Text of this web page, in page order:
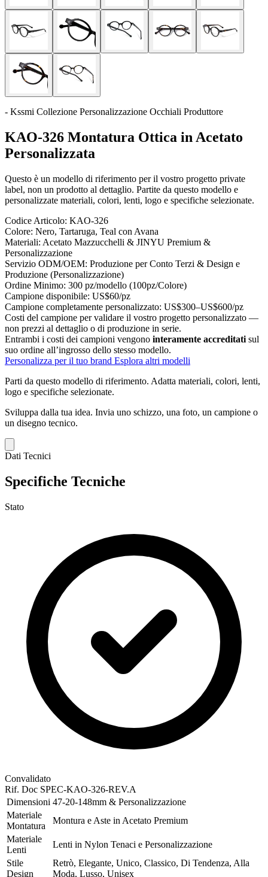
- Kssmi Collezione Personalizzazione Occhiali Produttore
KAO-326 Montatura Ottica in Acetato
Personalizzata
Questo è un modello di riferimento per il vostro progetto private
label, non un prodotto al dettaglio. Partite da questo modello e
personalizzate materiali, colori, lenti, logo e specifiche selezionate.
Codice Articolo: KAO-326
Colore: Nero, Tartaruga, Teal con Avana
Materiali: Acetato Mazzucchelli & JINYU Premium &
Personalizzazione
Servizio ODM/OEM: Produzione per Conto Terzi & Design e
Produzione (Personalizzazione)
Ordine Minimo: 300 pz/modello (100pz/Colore)
Campione disponibile: US$60/pz
Campione completamente personalizzato: US$300–US$600/pz
Costi del campione per validare il vostro progetto personalizzato —
non prezzi al dettaglio o di produzione in serie.
Entrambi i costi dei campioni vengono interamente accreditati sul
suo ordine all’ingrosso dello stesso modello.
Personalizza per il tuo brand Esplora altri modelli
Parti da questo modello di riferimento. Adatta materiali, colori, lenti,
logo e specifiche selezionate.
Sviluppa dalla tua idea. Invia uno schizzo, una foto, un campione o
un disegno tecnico.
Dati Tecnici
Specifiche Tecniche
Stato
Convalidato
Rif. Doc SPEC-KAO-326-REV.A
Dimensioni 47-20-148mm & Personalizzazione
Materiale
Montatura
Montura e Aste in Acetato Premium
Materiale
Lenti
Lenti in Nylon Tenaci e Personalizzazione
Stile
Design
Retrò, Elegante, Unico, Classico, Di Tendenza, Alla
Moda, Lusso, Unisex